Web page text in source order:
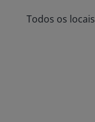
Todos os locais